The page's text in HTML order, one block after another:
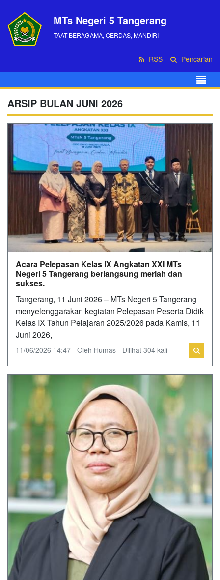
MTs Negeri 5 Tangerang
TAAT BERAGAMA, CERDAS, MANDIRI
RSS Pencarian
ARSIP BULAN JUNI 2026
Acara Pelepasan Kelas IX Angkatan XXI MTs
Negeri 5 Tangerang berlangsung meriah dan
sukses.
Tangerang, 11 Juni 2026 – MTs Negeri 5 Tangerang
menyelenggarakan kegiatan Pelepasan Peserta Didik
Kelas IX Tahun Pelajaran 2025/2026 pada Kamis, 11
Juni 2026,
11/06/2026 14:47 - Oleh Humas - Dilihat 304 kali